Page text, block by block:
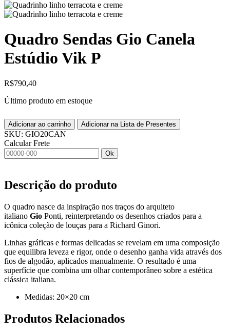
Quadro Sendas Gio Canela
Estúdio Vik P
R$790,40
Último produto em estoque
Adicionar ao carrinho Adicionar na Lista de Presentes
SKU: GIO20CAN
Calcular Frete
Ok
Descrição do produto
O quadro nasce da inspiração nos traços do arquiteto
italiano Gio Ponti, reinterpretando os desenhos criados para a
icônica coleção de louças para a Richard Ginori.
Linhas gráficas e formas delicadas se revelam em uma composição
que equilibra leveza e rigor, onde o desenho ganha vida através dos
fios de algodão, aplicados manualmente. O resultado é uma
superfície que combina um olhar contemporâneo sobre a estética
clássica italiana.
Medidas: 20×20 cm
Produtos Relacionados